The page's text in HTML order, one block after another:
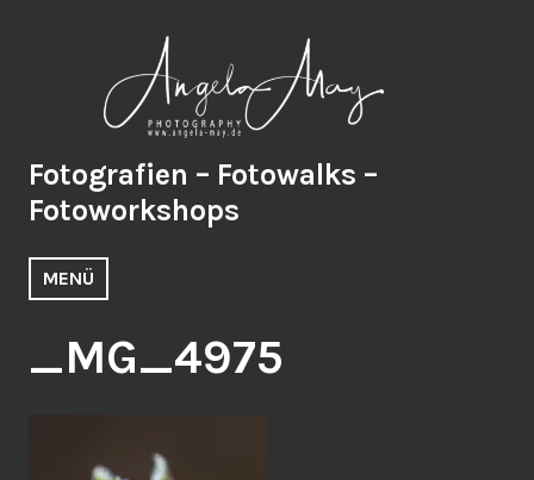
Fotografien – Fotowalks –
Fotoworkshops
MENÜ
_MG_4975